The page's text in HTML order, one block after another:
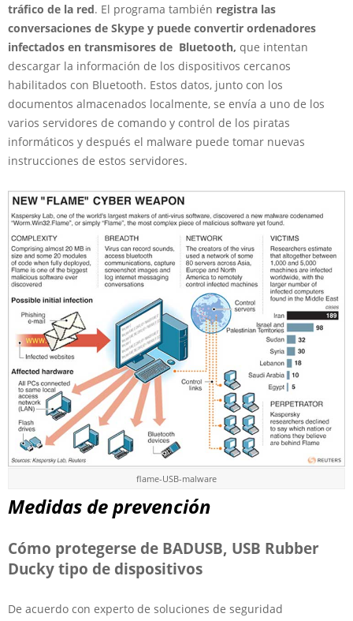
tráfico de la red. El programa también registra las
conversaciones de Skype y puede convertir ordenadores
infectados en transmisores de Bluetooth, que intentan
descargar la información de los dispositivos cercanos
habilitados con Bluetooth. Estos datos, junto con los
documentos almacenados localmente, se envía a uno de los
varios servidores de comando y control de los piratas
informáticos y después el malware puede tomar nuevas
instrucciones de estos servidores.
flame-USB-malware
Medidas de prevención
Cómo protegerse de BADUSB, USB Rubber
Ducky tipo de dispositivos
De acuerdo con experto de soluciones de seguridad